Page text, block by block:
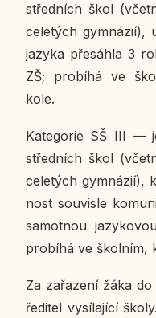
střed­ních škol
ce­le­tých gym­ná­zií),
jazyka pře­sáh­la 3
ZŠ; pro­bí­há ve
kole.
Ka­te­go­rie SŠ III —
střed­ních škol
ce­le­tých gym­ná­zií),
nost sou­vis­le
sa­mot­nou
pro­bí­há ve škol­ním,
Za za­řa­ze­ní žáka
ře­di­tel vy­sí­la­jí­cí